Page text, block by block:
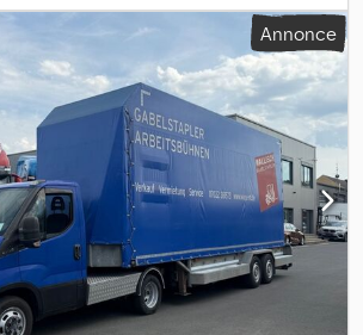
, classe d'émission:Euro 6,
de stationnement, climatisation,
de stabilité (ESP)
, Mercedes-Benz
de véhicules, Kässbohrer, ralentisseur,
de renseignements : 0626673 * État :
: 03/2019 * Poids à vide :
autorisé en charge (PTAC) : 23 000 kg
* Moteur : 315 kW / 430 ch * Cylindrée :
: Euro 6 * Ralentisseur * ABS * ASR *
de l’essieu arrière * AdBlue, côté
* Hydraulique * Régulateur de vitesse
au freinage d’urgence * Assistant de
conducteur à suspension pneumatique
Annonce